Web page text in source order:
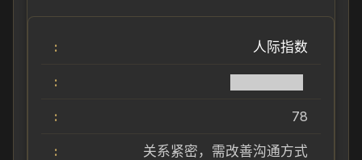
人际指数
78
关系紧密，需改善沟通方式